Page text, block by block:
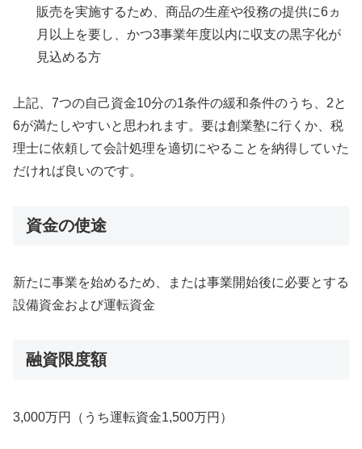
販売を実施するため、商品の生産や役務の提供に6ヵ
月以上を要し、かつ3事業年度以内に収支の黒字化が
見込める方
上記、7つの自己資金10分の1条件の緩和条件のうち、2と
6が満たしやすいと思われます。要は創業塾に行くか、税
理士に依頼して会計処理を適切にやることを納得していた
だければ良いのです。
資金の使途
新たに事業を始めるため、または事業開始後に必要とする
設備資金および運転資金
融資限度額
3,000万円（うち運転資金1,500万円）